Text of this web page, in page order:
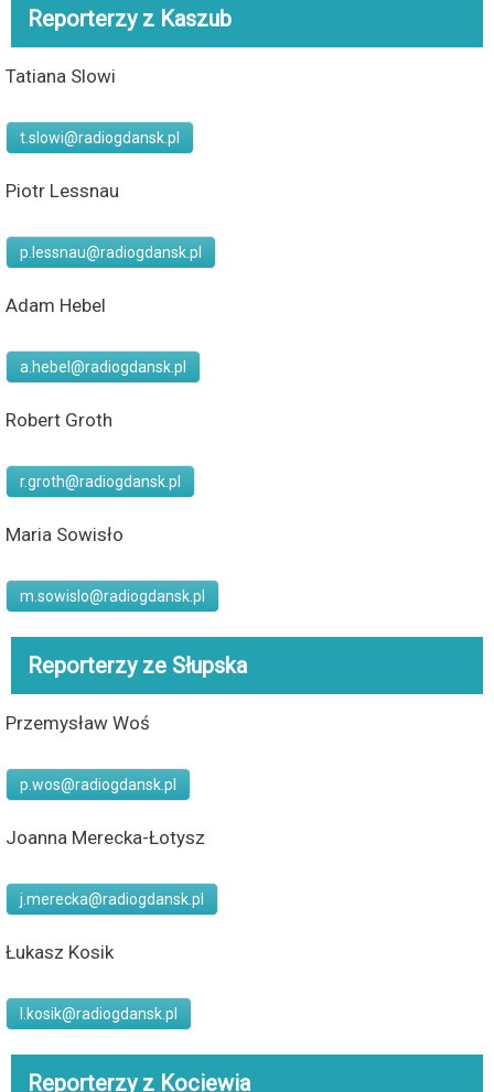
Reporterzy z Kaszub
Tatiana Slowi
t.slowi@radiogdansk.pl
Piotr Lessnau
p.lessnau@radiogdansk.pl
Adam Hebel
a.hebel@radiogdansk.pl
Robert Groth
r.groth@radiogdansk.pl
Maria Sowisło
m.sowislo@radiogdansk.pl
Reporterzy ze Słupska
Przemysław Woś
p.wos@radiogdansk.pl
Joanna Merecka-Łotysz
j.merecka@radiogdansk.pl
Łukasz Kosik
l.kosik@radiogdansk.pl
Reporterzy z Kociewia